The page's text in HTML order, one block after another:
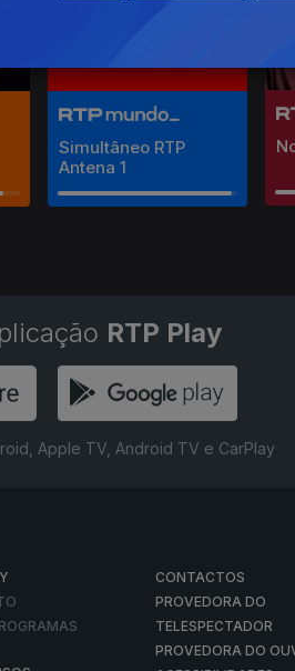
Simultâneo RTP
Antena 1
RTP Play
Apple TV, Android TV e CarPlay
CONTACTOS
PROVEDORA DO
TELESPECTADOR
PROVEDORA DO